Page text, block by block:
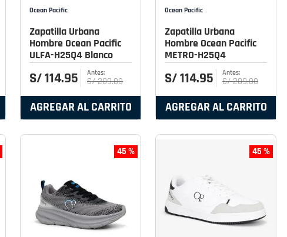
Ocean Pacific
Zapatilla Urbana
Hombre Ocean Pacific
ULFA-H25Q4 Blanco
S/114.95 S/209.00
AGREGAR AL CARRITO
Ocean Pacific
Zapatilla Urbana
Hombre Ocean Pacific
METRO-H25Q4
S/114.95 S/209.00
AGREGAR AL CARRITO
45 % 45 %